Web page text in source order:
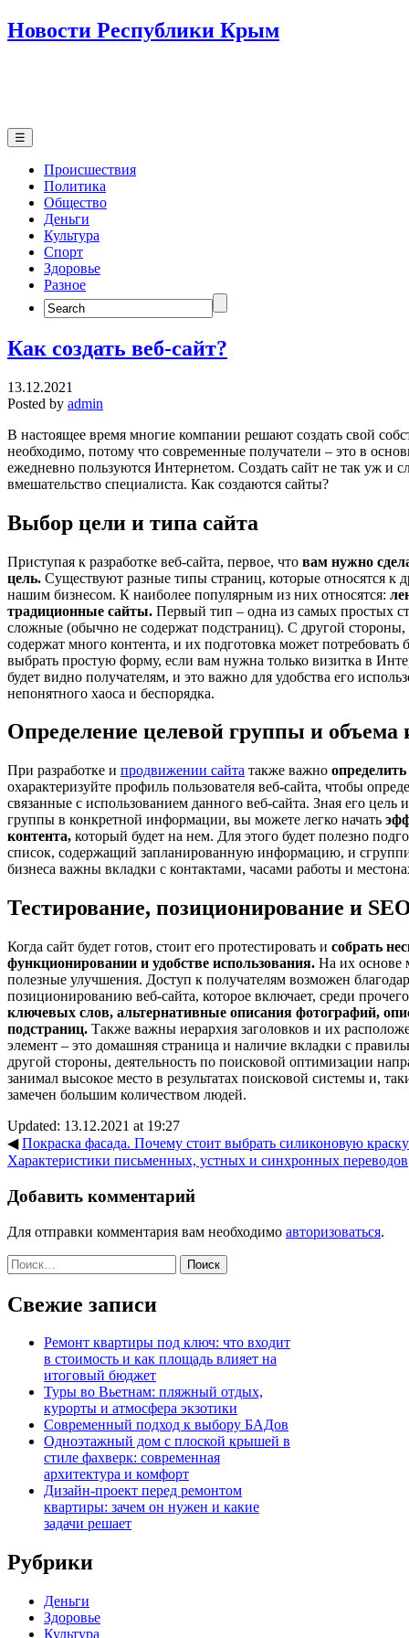
Новости Республики Крым
☰
Происшествия
Политика
Общество
Деньги
Культура
Спорт
Здоровье
Разное
Search
for:
Как создать веб-сайт?
13.12.2021
Posted by admin
В настоящее время многие компании решают создать свой
необходимо, потому что современные получатели – это в
ежедневно пользуются Интернетом. Создать сайт не так уж и
вмешательство специалиста. Как создаются сайты?
Выбор цели и типа сайта
Приступая к разработке веб-сайта, первое, что вам нужно
цель. Существуют разные типы страниц, которые относятся к
нашим бизнесом. К наиболее популярным из них относятся:
традиционные сайты. Первый тип – одна из самых простых
сложные (обычно не содержат подстраниц). С другой
содержат много контента, и их подготовка может
выбрать простую форму, если вам нужна только визитка в
будет видно получателям, и это важно для удобства его
непонятного хаоса и беспорядка.
Определение целевой группы и
При разработке и продвижении сайта также важно
охарактеризуйте профиль пользователя веб-сайта, чтобы
связанные с использованием данного веб-сайта. Зная его цель
группы в конкретной информации, вы можете легко начать
контента, который будет на нем. Для этого будет полезно
список, содержащий запланированную информацию, и
бизнеса важны вкладки с контактами, часами работы и
Тестирование, позиционирование и
Когда сайт будет готов, стоит его протестировать и собрать
функционировании и удобстве использования. На их основе
полезные улучшения. Доступ к получателям возможен
позиционированию веб-сайта, которое включает, среди
ключевых слов, альтернативные описания фотографий,
подстраниц. Также важны иерархия заголовков и их
элемент – это домашняя страница и наличие вкладки с
другой стороны, деятельность по поисковой оптимизации
занимал высокое место в результатах поисковой системы и,
замечен большим количеством людей.
Updated: 13.12.2021 at 19:27
◀Покраска фасада. Почему стоит выбрать силиконовую
Характеристики письменных, устных и синхронных переводов
Добавить комментарий
Для отправки комментария вам необходимо авторизоваться.
Найти:
Свежие записи
Ремонт квартиры под ключ: что входит
в стоимость и как площадь влияет на
итоговый бюджет
Туры во Вьетнам: пляжный отдых,
курорты и атмосфера экзотики
Современный подход к выбору БАДов
Одноэтажный дом с плоской крышей в
стиле фахверк: современная
архитектура и комфорт
Дизайн-проект перед ремонтом
квартиры: зачем он нужен и какие
задачи решает
Рубрики
Деньги
Здоровье
Культура